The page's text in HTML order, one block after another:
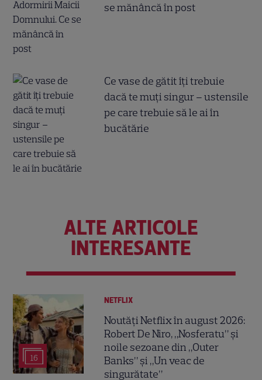
se mănâncă în post
Ce vase de gătit îți trebuie
dacă te muți singur – ustensile
pe care trebuie să le ai în
bucătărie
ALTE ARTICOLE
INTERESANTE
16
NETFLIX
Noutăți Netflix în august 2026:
Robert De Niro, „Nosferatu” și
noile sezoane din „Outer
Banks” și „Un veac de
singurătate”